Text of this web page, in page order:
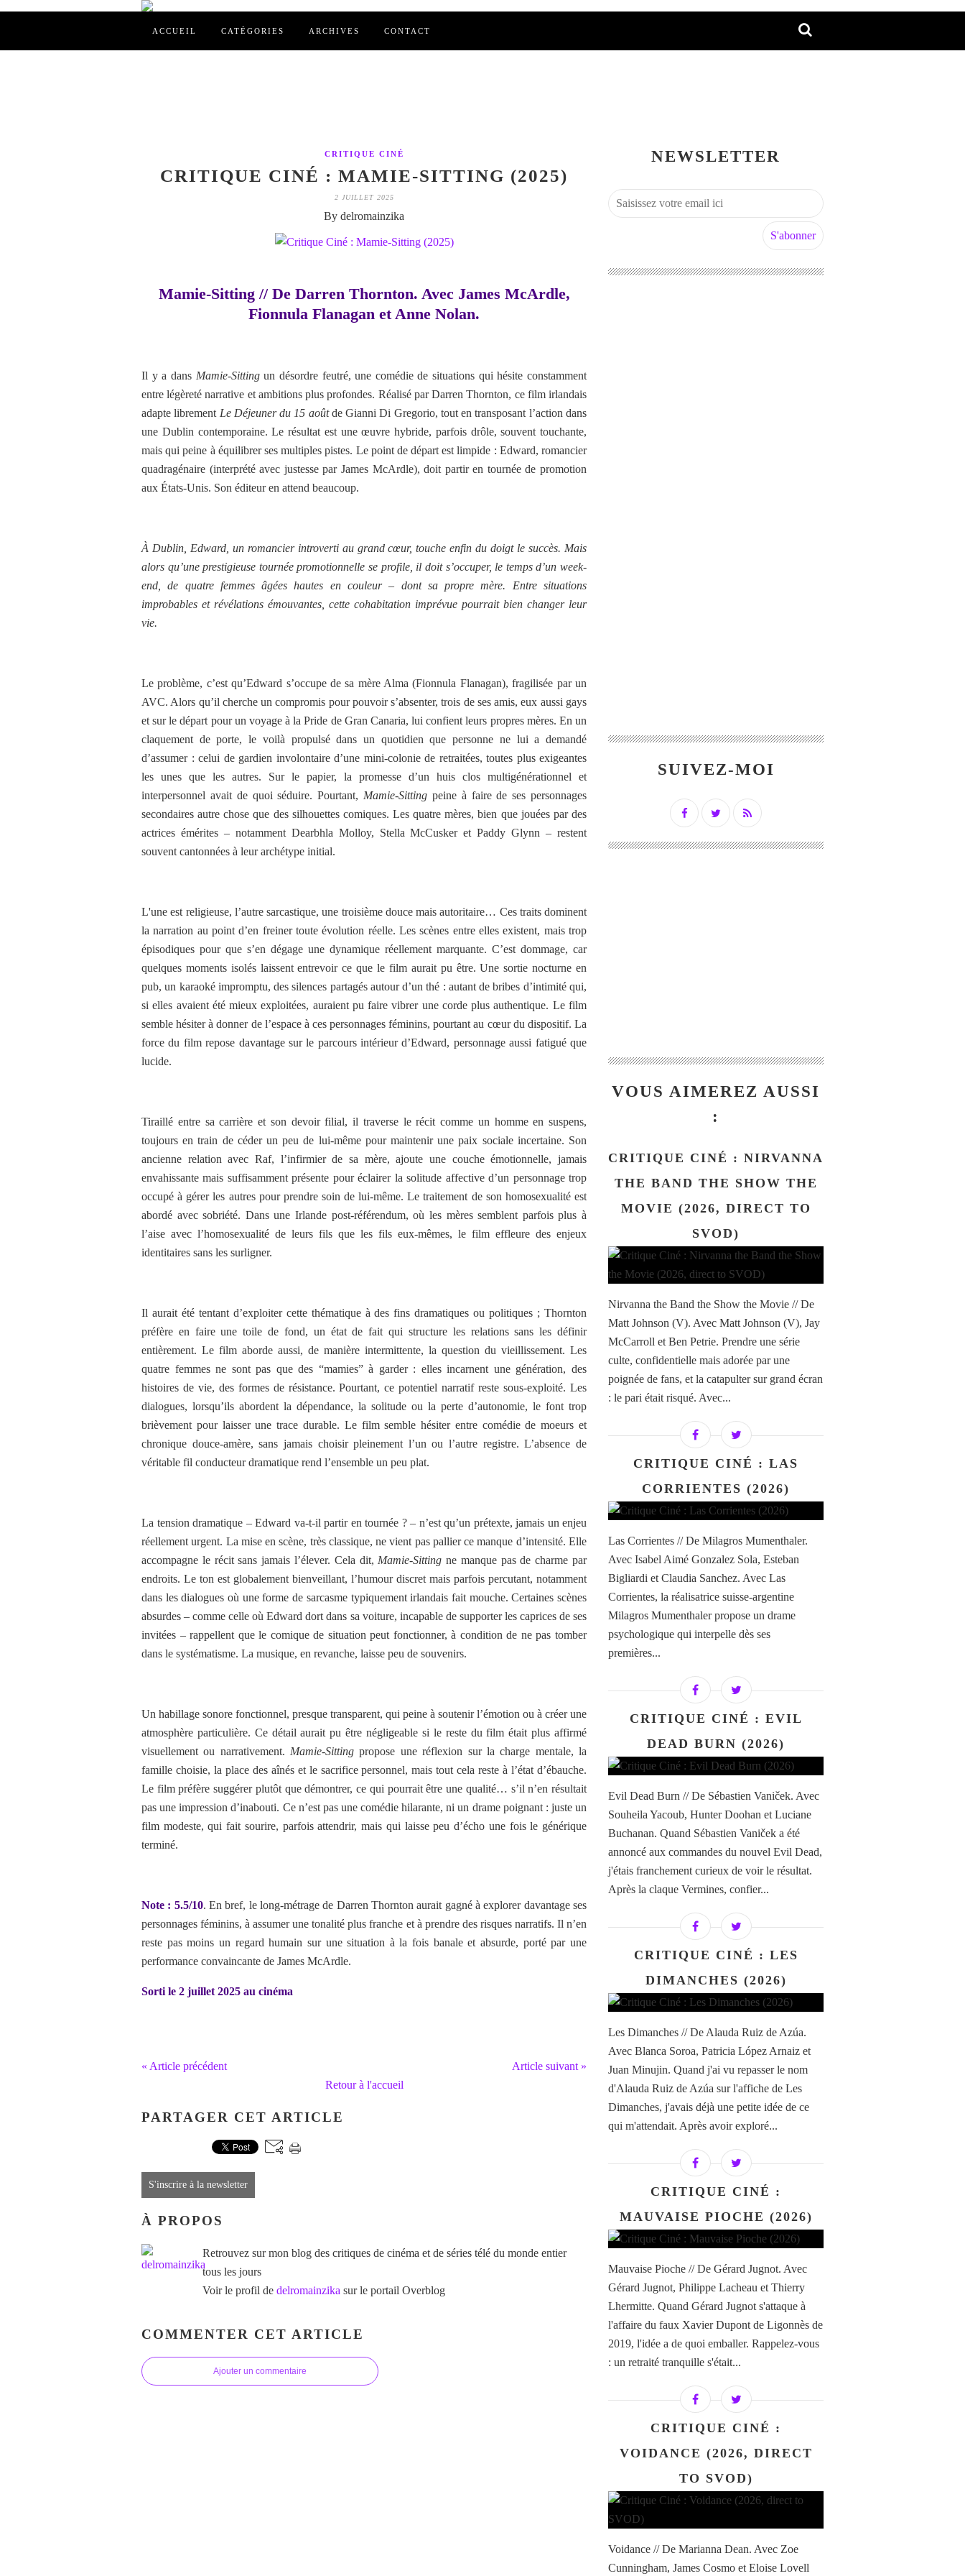
ACCUEIL CATÉGORIES ARCHIVES CONTACT
CRITIQUE CINÉ
CRITIQUE CINÉ : MAMIE-SITTING (2025)
2 JUILLET 2025
By delromainzika
Mamie-Sitting // De Darren Thornton. Avec James McArdle,
Fionnula Flanagan et Anne Nolan.
Il y a dans Mamie-Sittingun désordre feutré, une comédie de situations qui hésite constamment
entre légèreté narrative et ambitions plus profondes. Réalisé par Darren Thornton, ce film irlandais
adapte librement Le Déjeuner du 15 aoûtde Gianni Di Gregorio, tout en transposant l’action dans
une Dublin contemporaine. Le résultat est une œuvre hybride, parfois drôle, souvent touchante,
mais qui peine à équilibrer ses multiples pistes. Le point de départ est limpide : Edward, romancier
quadragénaire (interprété avec justesse par James McArdle), doit partir en tournée de promotion
aux États-Unis. Son éditeur en attend beaucoup.
À Dublin, Edward, un romancier introverti au grand cœur, touche enfin du doigt le succès. Mais
alors qu’une prestigieuse tournée promotionnelle se profile, il doit s’occuper, le temps d’un week-
end, de quatre femmes âgées hautes en couleur – dont sa propre mère. Entre situations
improbables et révélations émouvantes, cette cohabitation imprévue pourrait bien changer leur
vie.
Le problème, c’est qu’Edward s’occupe de sa mère Alma (Fionnula Flanagan), fragilisée par un
AVC. Alors qu’il cherche un compromis pour pouvoir s’absenter, trois de ses amis, eux aussi gays
et sur le départ pour un voyage à la Pride de Gran Canaria, lui confient leurs propres mères. En un
claquement de porte, le voilà propulsé dans un quotidien que personne ne lui a demandé
d’assumer : celui de gardien involontaire d’une mini-colonie de retraitées, toutes plus exigeantes
les unes que les autres. Sur le papier, la promesse d’un huis clos multigénérationnel et
interpersonnel avait de quoi séduire. Pourtant, Mamie-Sitting peine à faire de ses personnages
secondaires autre chose que des silhouettes comiques. Les quatre mères, bien que jouées par des
actrices émérites – notamment Dearbhla Molloy, Stella McCusker et Paddy Glynn – restent
souvent cantonnées à leur archétype initial.
L'une est religieuse, l’autre sarcastique, une troisième douce mais autoritaire… Ces traits dominent
la narration au point d’en freiner toute évolution réelle. Les scènes entre elles existent, mais trop
épisodiques pour que s’en dégage une dynamique réellement marquante. C’est dommage, car
quelques moments isolés laissent entrevoir ce que le film aurait pu être. Une sortie nocturne en
pub, un karaoké impromptu, des silences partagés autour d’un thé : autant de bribes d’intimité qui,
si elles avaient été mieux exploitées, auraient pu faire vibrer une corde plus authentique. Le film
semble hésiter à donner de l’espace à ces personnages féminins, pourtant au cœur du dispositif. La
force du film repose davantage sur le parcours intérieur d’Edward, personnage aussi fatigué que
lucide.
Tiraillé entre sa carrière et son devoir filial, il traverse le récit comme un homme en suspens,
toujours en train de céder un peu de lui-même pour maintenir une paix sociale incertaine. Son
ancienne relation avec Raf, l’infirmier de sa mère, ajoute une couche émotionnelle, jamais
envahissante mais suffisamment présente pour éclairer la solitude affective d’un personnage trop
occupé à gérer les autres pour prendre soin de lui-même. Le traitement de son homosexualité est
abordé avec sobriété. Dans une Irlande post-référendum, où les mères semblent parfois plus à
l’aise avec l’homosexualité de leurs fils que les fils eux-mêmes, le film effleure des enjeux
identitaires sans les surligner.
Il aurait été tentant d’exploiter cette thématique à des fins dramatiques ou politiques ; Thornton
préfère en faire une toile de fond, un état de fait qui structure les relations sans les définir
entièrement. Le film aborde aussi, de manière intermittente, la question du vieillissement. Les
quatre femmes ne sont pas que des “mamies” à garder : elles incarnent une génération, des
histoires de vie, des formes de résistance. Pourtant, ce potentiel narratif reste sous-exploité. Les
dialogues, lorsqu’ils abordent la dépendance, la solitude ou la perte d’autonomie, le font trop
brièvement pour laisser une trace durable. Le film semble hésiter entre comédie de moeurs et
chronique douce-amère, sans jamais choisir pleinement l’un ou l’autre registre. L’absence de
véritable fil conducteur dramatique rend l’ensemble un peu plat.
La tension dramatique – Edward va-t-il partir en tournée ? – n’est qu’un prétexte, jamais un enjeu
réellement urgent. La mise en scène, très classique, ne vient pas pallier ce manque d’intensité. Elle
accompagne le récit sans jamais l’élever. Cela dit, Mamie-Sitting ne manque pas de charme par
endroits. Le ton est globalement bienveillant, l’humour discret mais parfois percutant, notamment
dans les dialogues où une forme de sarcasme typiquement irlandais fait mouche. Certaines scènes
absurdes – comme celle où Edward dort dans sa voiture, incapable de supporter les caprices de ses
invitées – rappellent que le comique de situation peut fonctionner, à condition de ne pas tomber
dans le systématisme. La musique, en revanche, laisse peu de souvenirs.
Un habillage sonore fonctionnel, presque transparent, qui peine à soutenir l’émotion ou à créer une
atmosphère particulière. Ce détail aurait pu être négligeable si le reste du film était plus affirmé
visuellement ou narrativement. Mamie-Sitting propose une réflexion sur la charge mentale, la
famille choisie, la place des aînés et le sacrifice personnel, mais tout cela reste à l’état d’ébauche.
Le film préfère suggérer plutôt que démontrer, ce qui pourrait être une qualité… s’il n’en résultait
pas une impression d’inabouti. Ce n’est pas une comédie hilarante, ni un drame poignant : juste un
film modeste, qui fait sourire, parfois attendrir, mais qui laisse peu d’écho une fois le générique
terminé.
Note : 5.5/10. En bref, le long-métrage de Darren Thornton aurait gagné à explorer davantage ses
personnages féminins, à assumer une tonalité plus franche et à prendre des risques narratifs. Il n’en
reste pas moins un regard humain sur une situation à la fois banale et absurde, porté par une
performance convaincante de James McArdle.
Sorti le 2 juillet 2025 au cinéma
« Article précédent
Article suivant »
Retour à l'accueil
PARTAGER CET ARTICLE
S'inscrire à la newsletter
À PROPOS
Retrouvez sur mon blog des critiques de cinéma et de séries télé du monde entier
tous les jours
Voir le profil de delromainzika sur le portail Overblog
COMMENTER CET ARTICLE
Ajouter un commentaire
NEWSLETTER
SUIVEZ-MOI
VOUS AIMEREZ AUSSI
:
CRITIQUE CINÉ : NIRVANNA
THE BAND THE SHOW THE
MOVIE (2026, DIRECT TO
SVOD)
Nirvanna the Band the Show the Movie // De
Matt Johnson (V). Avec Matt Johnson (V), Jay
McCarroll et Ben Petrie. Prendre une série
culte, confidentielle mais adorée par une
poignée de fans, et la catapulter sur grand écran
: le pari était risqué. Avec...
CRITIQUE CINÉ : LAS
CORRIENTES (2026)
Las Corrientes // De Milagros Mumenthaler.
Avec Isabel Aimé Gonzalez Sola, Esteban
Bigliardi et Claudia Sanchez. Avec Las
Corrientes, la réalisatrice suisse-argentine
Milagros Mumenthaler propose un drame
psychologique qui interpelle dès ses
premières...
CRITIQUE CINÉ : EVIL
DEAD BURN (2026)
Evil Dead Burn // De Sébastien Vaniček. Avec
Souheila Yacoub, Hunter Doohan et Luciane
Buchanan. Quand Sébastien Vaniček a été
annoncé aux commandes du nouvel Evil Dead,
j'étais franchement curieux de voir le résultat.
Après la claque Vermines, confier...
CRITIQUE CINÉ : LES
DIMANCHES (2026)
Les Dimanches // De Alauda Ruiz de Azúa.
Avec Blanca Soroa, Patricia López Arnaiz et
Juan Minujin. Quand j'ai vu repasser le nom
d'Alauda Ruiz de Azúa sur l'affiche de Les
Dimanches, j'avais déjà une petite idée de ce
qui m'attendait. Après avoir exploré...
CRITIQUE CINÉ :
MAUVAISE PIOCHE (2026)
Mauvaise Pioche // De Gérard Jugnot. Avec
Gérard Jugnot, Philippe Lacheau et Thierry
Lhermitte. Quand Gérard Jugnot s'attaque à
l'affaire du faux Xavier Dupont de Ligonnès de
2019, l'idée a de quoi emballer. Rappelez-vous
: un retraité tranquille s'était...
CRITIQUE CINÉ :
VOIDANCE (2026, DIRECT
TO SVOD)
Voidance // De Marianna Dean. Avec Zoe
Cunningham, James Cosmo et Eloise Lovell